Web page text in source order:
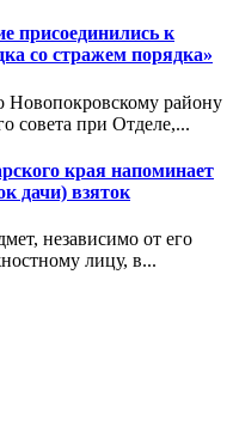
присоединились к
со стражем порядка»
району
совета при Отделе,...
края напоминает
дачи) взяток
независимо от его
лицу, в...